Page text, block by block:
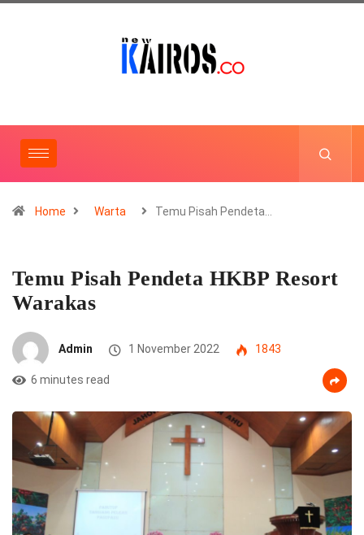
Home Warta Temu Pisah Pendeta…
Temu Pisah Pendeta HKBP Resort
Warakas
Admin 1 November 2022 1843
6 minutes read